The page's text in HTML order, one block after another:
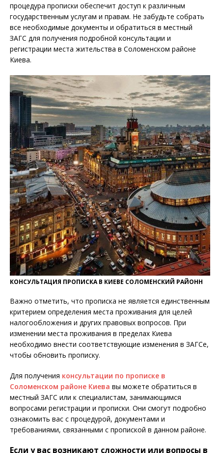
процедура прописки обеспечит доступ к различным
государственным услугам и правам. Не забудьте собрать
все необходимые документы и обратиться в местный
ЗАГС для получения подробной консультации и
регистрации места жительства в Соломенском районе
Киева.
КОНСУЛЬТАЦИЯ ПРОПИСКА В КИЕВЕ СОЛОМЕНСКИЙ РАЙОНН
Важно отметить, что прописка не является единственным
критерием определения места проживания для целей
налогообложения и других правовых вопросов. При
изменении места проживания в пределах Киева
необходимо внести соответствующие изменения в ЗАГСе,
чтобы обновить прописку.
Для получения консультации по прописке в
Соломенском районе Киева вы можете обратиться в
местный ЗАГС или к специалистам, занимающимся
вопросами регистрации и прописки. Они смогут подробно
ознакомить вас с процедурой, документами и
требованиями, связанными с пропиской в данном районе.
Если у вас возникают сложности или вопросы в